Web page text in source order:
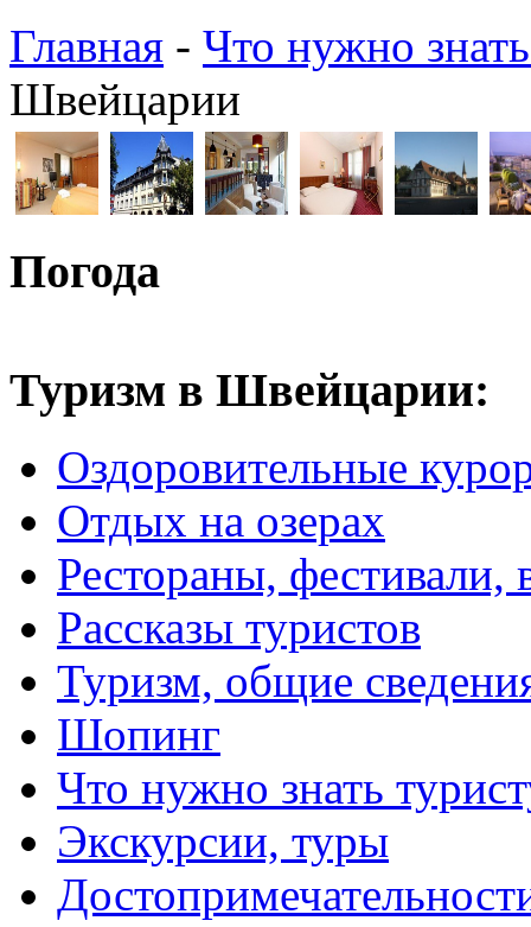
Главная - Что нужно
Швейцарии
Погода
Туризм в Швейцарии:
Оздоровительные
Отдых на озерах
Рестораны, фестивали,
Рассказы туристов
Туризм, общие
Шопинг
Что нужно знать
Экскурсии, туры